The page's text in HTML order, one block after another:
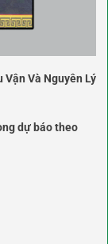
Vận Và Nguyên Lý
dự báo theo